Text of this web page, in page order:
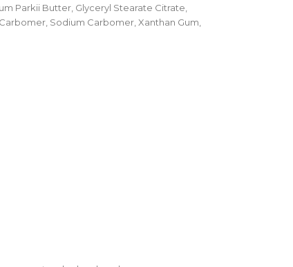
Parkii Butter, Glyceryl Stearate Citrate,
Sodium Carbomer, Xanthan Gum,